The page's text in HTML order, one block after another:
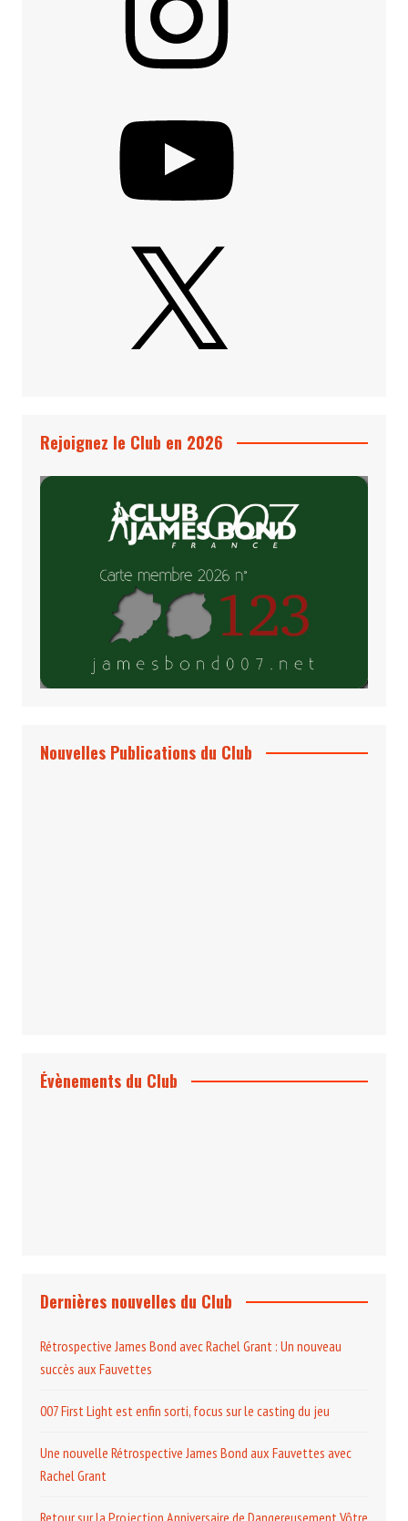
Rejoignez le Club en 2026
Nouvelles Publications du Club
Évènements du Club
Dernières nouvelles du Club
Rétrospective James Bond avec Rachel Grant : Un nouveau
succès aux Fauvettes
007 First Light est enfin sorti, focus sur le casting du jeu
Une nouvelle Rétrospective James Bond aux Fauvettes avec
Rachel Grant
Retour sur la Projection Anniversaire de Dangereusement Vôtre